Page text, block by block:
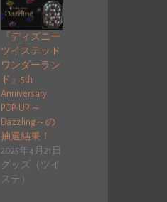
『ディズニー
ツイステッド
ワンダーラン
ド』5th
Anniversary
POP-UP ～
Dazzling～の
抽選結果！
2025年4月21日
グッズ（ツイ
ステ）